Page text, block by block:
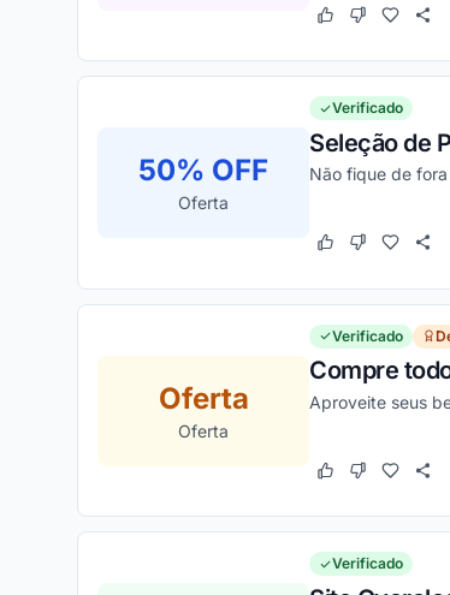
Este cupom
Este cupom
50% OFF
Oferta
Verificado
Seleção de
Não fique de
Este cupom
Este cupom
Oferta
Oferta
Verificado
Compre
Aproveite seus
Este cupom
Este cupom
Verificado